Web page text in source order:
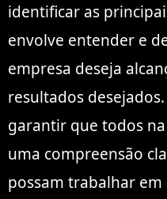
identificar as
envolve entender e
empresa deseja
resultados
garantir que todos
uma compreensão
possam trabalhar em